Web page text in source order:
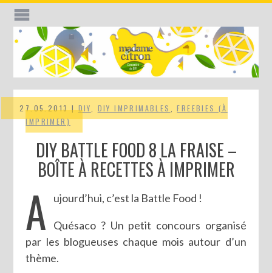
27.05.2013 |DIY DIY IMPRIMABLES ,FREEBIES (À
IMPRIMER)
DIY BATTLE FOOD 8 LA FRAISE –
BOÎTE À RECETTES À IMPRIMER
A ujourd’hui, c’est la Battle Food !
Quésaco ? Un petit concours organisé
par les blogueuses chaque mois autour d’un
thème.